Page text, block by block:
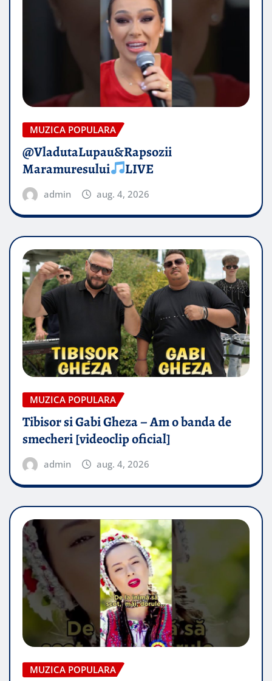
MUZICA POPULARA
@VladutaLupau&Rapsozii
Maramuresului
LIVE
admin aug. 4, 2026
MUZICA POPULARA
Tibisor si Gabi Gheza – Am o banda de
smecheri [videoclip oficial]
admin aug. 4, 2026
MUZICA POPULARA